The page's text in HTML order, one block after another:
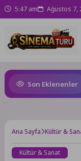
5:47 am Ağustos 7,
Son Eklenenler
ve Yatırım Potansiyeli
Ana Sayfa Kültür &
Kültür & Sanat